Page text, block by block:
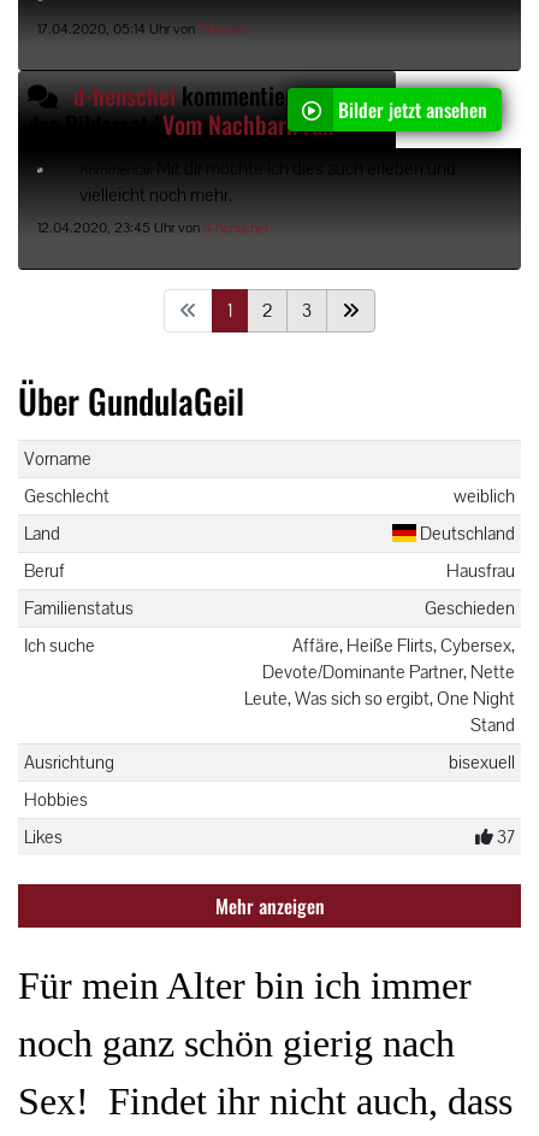
17.04.2020, 05:14 Uhr vonTHansel
d-henschelkommentiert
Vom Nachbarn rangenommen und voll besamt - was für ein geiler Abend! Bilder jetzt ansehen
vielleicht noch mehr.
12.04.2020, 23:45 Uhr vond-henschel
1 2 3
Über GundulaGeil
Vorname
Geschlecht
weiblich
Land
Deutschland
Beruf
Hausfrau
Familienstatus
Geschieden
Ich suche
Affäre, Heiße Flirts, Cybersex,
Devote/Dominante Partner, Nette
Leute, Was sich so ergibt, One Night
Stand
Ausrichtung
bisexuell
Hobbies
Likes
37
Mehr anzeigen
Für mein Alter bin ich immer
noch ganz schön gierig nach
Sex! Findet ihr nicht auch, dass